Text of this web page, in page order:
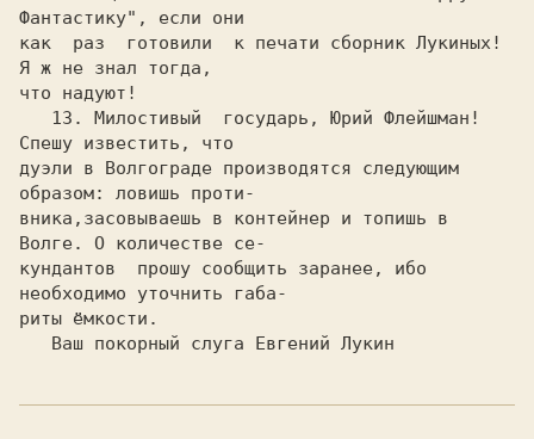
Фантастику", если они
как  раз  готовили  к печати сборник Лукиных!
Я ж не знал тогда,
что надуют!
Спешу известить, что
дуэли в Волгограде производятся следующим
образом: ловишь проти-
вника,засовываешь в контейнер и топишь в
Волге. О количестве се-
кундантов  прошу сообщить заранее, ибо
необходимо уточнить габа-
риты ёмкости.